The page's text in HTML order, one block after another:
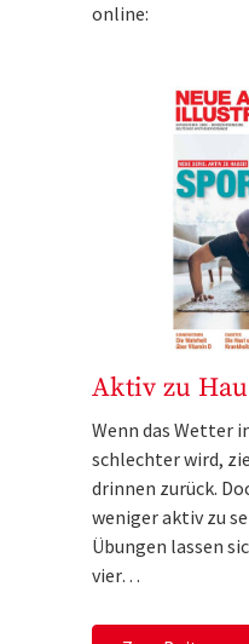
online:
Aktiv zu
Wenn das Wetter
schlechter wird,
drinnen zurück.
weniger aktiv zu
Übungen lassen
vier…